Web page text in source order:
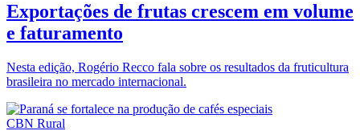
Exportações de frutas crescem em volume
e faturamento
Nesta edição, Rogério Recco fala sobre os resultados da fruticultura
brasileira no mercado internacional.
CBN Rural